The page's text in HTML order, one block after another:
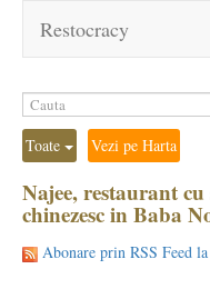
Restocracy
Toate Vezi pe Harta
Najee, restaurant
chinezesc in Baba
Abonare prin RSS Feed